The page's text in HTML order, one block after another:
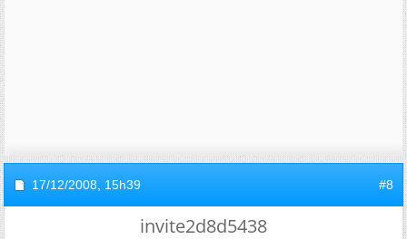
17/12/2008, 15h39 #8
invite2d8d5438